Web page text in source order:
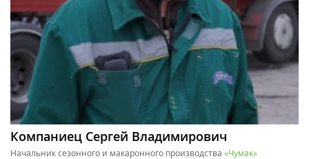
Компаниец Сергей Владимирович
Начальник сезонного и макаронного производства «Чумак»